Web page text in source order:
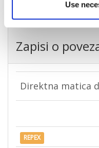
Use
Zapisi o
Direktna matica
REPEX